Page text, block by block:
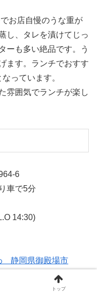
お店自慢のうな重が
し、タレを漬けてじっ
ーも多い絶品です。う
ます。ランチでおすす
っています。
雰囲気でランチが楽し
6
車で5分
14:30)
静岡県御殿場市
大胆に使用したうな重
をみなさまにご提供
トップ